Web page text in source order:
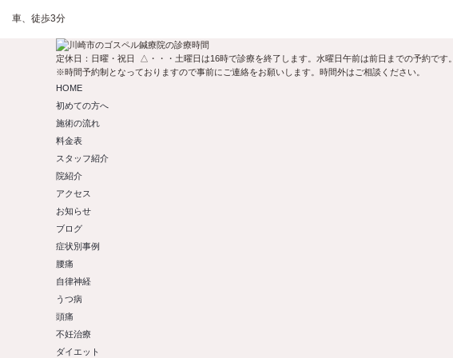
車、徒歩3分
定休日：日曜・祝日 △・・・土曜日は16時で診療を終了します。水曜日午前は前日までの予約です。
※時間予約制となっておりますので事前にご連絡をお願いします。時間外はご相談ください。
HOME
初めての方へ
施術の流れ
料金表
スタッフ紹介
院紹介
アクセス
お知らせ
ブログ
症状別事例
腰痛
自律神経
うつ病
頭痛
不妊治療
ダイエット